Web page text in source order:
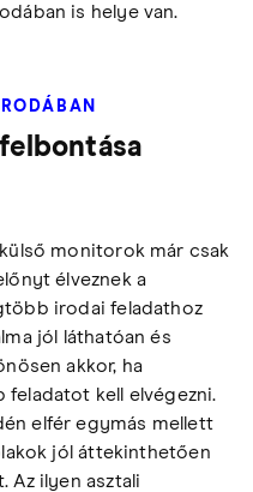
is helye van.
monitorok már csak
élveznek a
irodai feladathoz
jól láthatóan és
akkor, ha
kell elvégezni.
elfér egymás mellett
jól áttekinthetően
Az ilyen asztali